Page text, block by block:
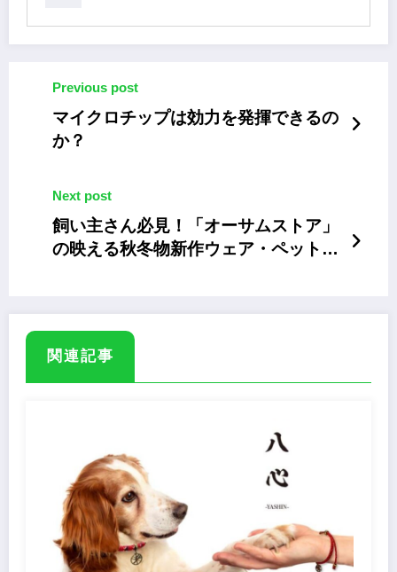
Previous post
マイクロチップは効力を発揮できるの
か？
Next post
飼い主さん必見！「オーサムストア」
の映える秋冬物新作ウェア・ペットグ
関連記事